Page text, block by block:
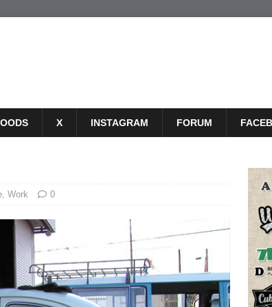
X INSTAGRAM FORUM
, Work 0